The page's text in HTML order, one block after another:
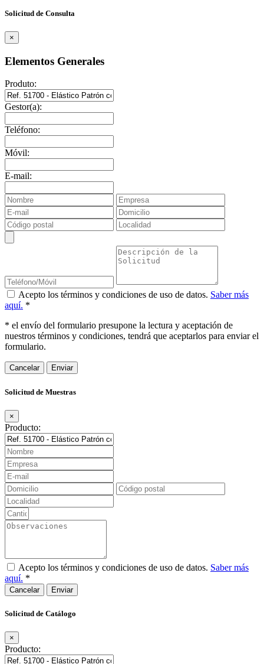
Solicitud de Consulta
×
Elementos Generales
Produto:
Gestor(a):
Teléfono:
Móvil:
E-mail:
Acepto los términos y condiciones de uso de datos. Saber más
aquí. *
* el envío del formulario presupone la lectura y aceptación de
nuestros términos y condiciones, tendrá que aceptarlos para enviar el
formulario.
Cancelar
Solicitud de Muestras
×
Producto:
Acepto los términos y condiciones de uso de datos. Saber más
aquí. *
Cancelar
Solicitud de Catálogo
×
Producto: